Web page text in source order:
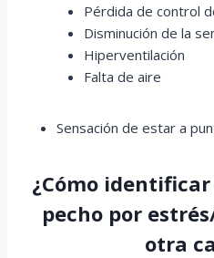
Pérdida de control
Disminución de la
Hiperventilación
Falta de aire
Sensación de estar a
¿Cómo
pecho por
otra